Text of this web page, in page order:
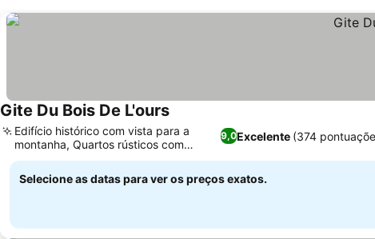
Gite Du Bois De L'ours
9,0Excelente (374
Edifício histórico com vista para a
montanha, Quartos rústicos com
caráter único
Selecione as datas para ver os preços exatos.